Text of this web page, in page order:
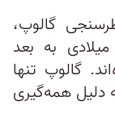
گالوپ،
شهروندان افغانستان از سال ۲۰۱۷ میلادی به بعد
گالوپ تنها
به دلیل همه‌گیری